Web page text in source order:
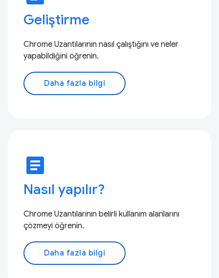
Geliştirme
Chrome Uzantılarının nasıl çalıştığını ve neler
yapabildiğini öğrenin.
Daha fazla bilgi
article
Nasıl yapılır?
Chrome Uzantılarının belirli kullanım alanlarını
çözmeyi öğrenin.
Daha fazla bilgi